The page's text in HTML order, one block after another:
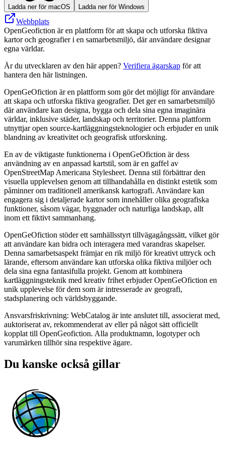
Ladda ner för macOS Ladda ner för Windows
Webbplats
OpenGeofiction är en plattform för att skapa och utforska fiktiva
kartor och geografier i en samarbetsmiljö, där användare designar
egna världar.
Är du utvecklaren av den här appen? Verifiera ägarskap för att
hantera den här listningen.
OpenGeOfiction är en plattform som gör det möjligt för användare
att skapa och utforska fiktiva geografier. Det ger en samarbetsmiljö
där användare kan designa, bygga och dela sina egna imaginära
världar, inklusive städer, landskap och territorier. Denna plattform
utnyttjar open source-kartläggningsteknologier och erbjuder en unik
blandning av kreativitet och geografisk utforskning.
En av de viktigaste funktionerna i OpenGeOfiction är dess
användning av en anpassad kartstil, som är en gaffel av
OpenStreetMap Americana Stylesheet. Denna stil förbättrar den
visuella upplevelsen genom att tillhandahålla en distinkt estetik som
påminner om traditionell amerikansk kartografi. Användare kan
engagera sig i detaljerade kartor som innehåller olika geografiska
funktioner, såsom vägar, byggnader och naturliga landskap, allt
inom ett fiktivt sammanhang.
OpenGeOfiction stöder ett samhällsstyrt tillvägagångssätt, vilket gör
att användare kan bidra och interagera med varandras skapelser.
Denna samarbetsaspekt främjar en rik miljö för kreativt uttryck och
lärande, eftersom användare kan utforska olika fiktiva miljöer och
dela sina egna fantasifulla projekt. Genom att kombinera
kartläggningsteknik med kreativ frihet erbjuder OpenGeOfiction en
unik upplevelse för dem som är intresserade av geografi,
stadsplanering och världsbyggande.
Ansvarsfriskrivning: WebCatalog är inte anslutet till, associerat med,
auktoriserat av, rekommenderat av eller på något sätt officiellt
kopplat till OpenGeofiction. Alla produktnamn, logotyper och
varumärken tillhör sina respektive ägare.
Du kanske också gillar